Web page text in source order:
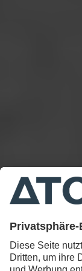
31. Mai 2021